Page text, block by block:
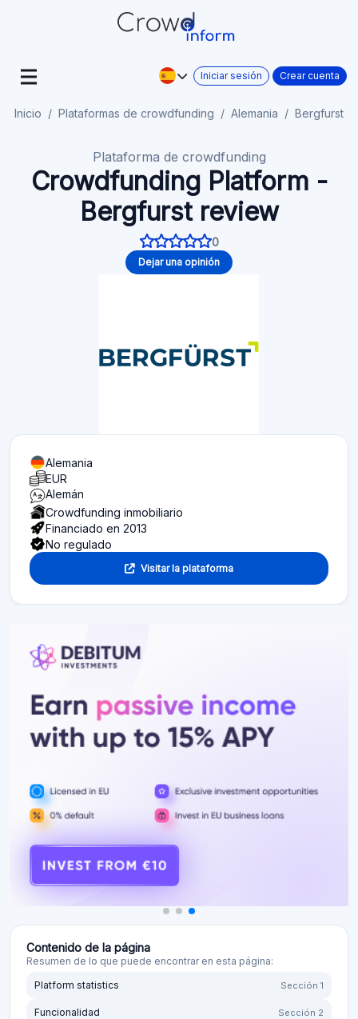
Iniciar sesión Crear cuenta
Inicio Plataformas de crowdfunding Alemania Bergfurst
Plataforma de crowdfunding
Crowdfunding Platform -
Bergfurst review
0
Dejar una opinión
Alemania
EUR
Alemán
Crowdfunding inmobiliario
Financiado en 2013
No regulado
Visitar la plataforma
Contenido de la página
Resumen de lo que puede encontrar en esta página:
Platform statistics
Sección 1
Funcionalidad Sección 2